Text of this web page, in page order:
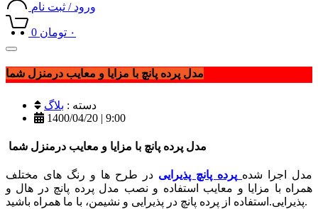
ورود / ثبت نام
0 ۰ تومان
Toggle
navigation
مدل پرده پانچ با مزایا و معایب درمنزل شما
دسته : بلاگ
1400/04/20 | 9:00
مدل پرده پانچ با مزایا و معایب درمنزل شما
مدل اجرا شده پرده پانچ پذیرایی در طرح ها و رنگ های مختلف
همراه با مزایا و معایب استفاده و نصب مدل پرده پانچ در هال و
پذیرایی.استفاده از پرده پانچ در پذیرایی و نشیمن، با ما همراه باشید.